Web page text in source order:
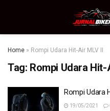
Home » Rompi Udara Hit-Air MLV II
Tag: Rompi Udara Hit-
Rompi Udara
19/05/2021